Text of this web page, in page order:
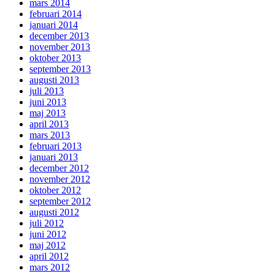
mars 2014
februari 2014
januari 2014
december 2013
november 2013
oktober 2013
september 2013
augusti 2013
juli 2013
juni 2013
maj 2013
april 2013
mars 2013
februari 2013
januari 2013
december 2012
november 2012
oktober 2012
september 2012
augusti 2012
juli 2012
juni 2012
maj 2012
april 2012
mars 2012